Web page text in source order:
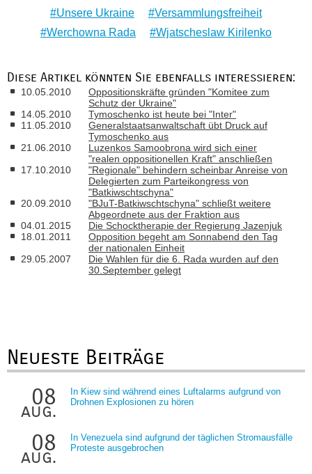
Unsere Ukraine
Versammlungsfreiheit
Werchowna Rada
Wjatscheslaw Kirilenko
Diese Artikel könnten Sie ebenfalls interessieren:
10.05.2010
Oppositionskräfte gründen "Komitee zum
Schutz der Ukraine"
14.05.2010
Tymoschenko ist heute bei "Inter"
11.05.2010
Generalstaatsanwaltschaft übt Druck auf
Tymoschenko aus
21.06.2010
Luzenkos Samoobrona wird sich einer
"realen oppositionellen Kraft" anschließen
17.10.2010
"Regionale" behindern scheinbar Anreise von
Delegierten zum Parteikongress von
"Batkiwschtschyna"
20.09.2010
"BJuT-Batkiwschtschyna" schließt weitere
Abgeordnete aus der Fraktion aus
04.01.2015
Die Schocktherapie der Regierung Jazenjuk
18.01.2011
Opposition begeht am Sonnabend den Tag
der nationalen Einheit
29.05.2007
Die Wahlen für die 6. Rada wurden auf den
30.September gelegt
Neueste Beiträge
08
aug.
In Kiew sind während eines Luftalarms aufgrund von
Drohnen Explosionen zu hören
08
aug.
In Venezuela sind aufgrund der täglichen Stromausfälle
Proteste ausgebrochen